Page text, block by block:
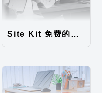
Site Kit 免费的WordPress数据统计插件